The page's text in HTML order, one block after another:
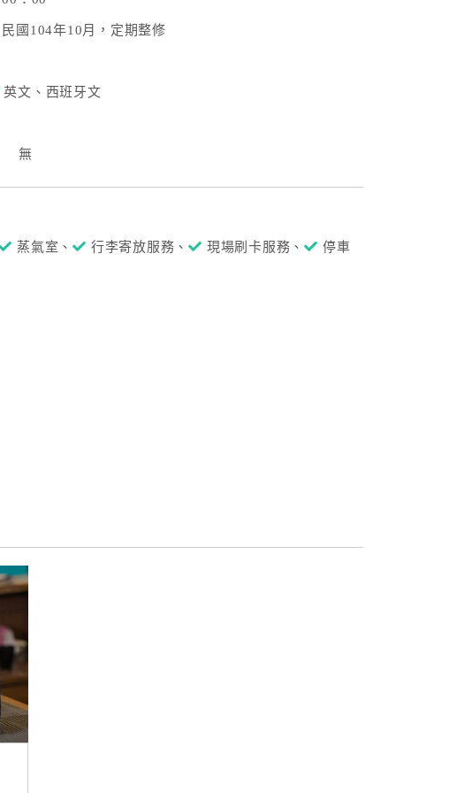
民國104年10月，定期整修
英文、西班牙文
無
蒸氣室、 行李寄放服務、 現場刷卡服務、
停車